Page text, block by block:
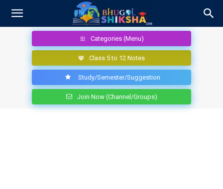
Categories (Menu)
Class 5 to 12 Notes
Study/Semester/Suggestion
Join Now (Channel/Groups)